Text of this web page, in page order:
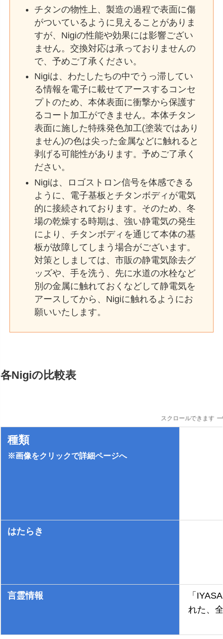
チタンの物性上、製造の過程で表面に傷
がついているように見えることがありま
すが、Nigiの性能や効果には影響ござい
ません。交換対応は承っておりませんの
で、予めご了承ください。
Nigiは、わたしたちの中でうっ滞してい
る情報を電子に載せてアースするコンセ
プトのため、本体表面に衝撃から保護す
るコート加工ができません。本体チタン
表面に施した特殊発色加工(塗装ではあり
ません)の色は尖った金属などに触れると
剥げる可能性があります。予めご了承く
ださい。
Nigiは、ロゴストロン信号を体感できる
ように、電子基板とチタンボディが電気
的に接続されております。そのため、冬
場の乾燥する時期は、強い静電気の発生
により、チタンボディを通じて本体の基
板が故障してしまう場合がございます。
対策としましては、市販の静電気除去グ
ッズや、手を洗う、先に水道の水栓など
別の金属に触れておくなどして静電気を
アースしてから、Nigiに触れるようにお
願いいたします。
各Nigiの比較表
スクロールできます
種類
※画像をクリックで詳細ページへ
はたらき
言霊情報
「
れた、